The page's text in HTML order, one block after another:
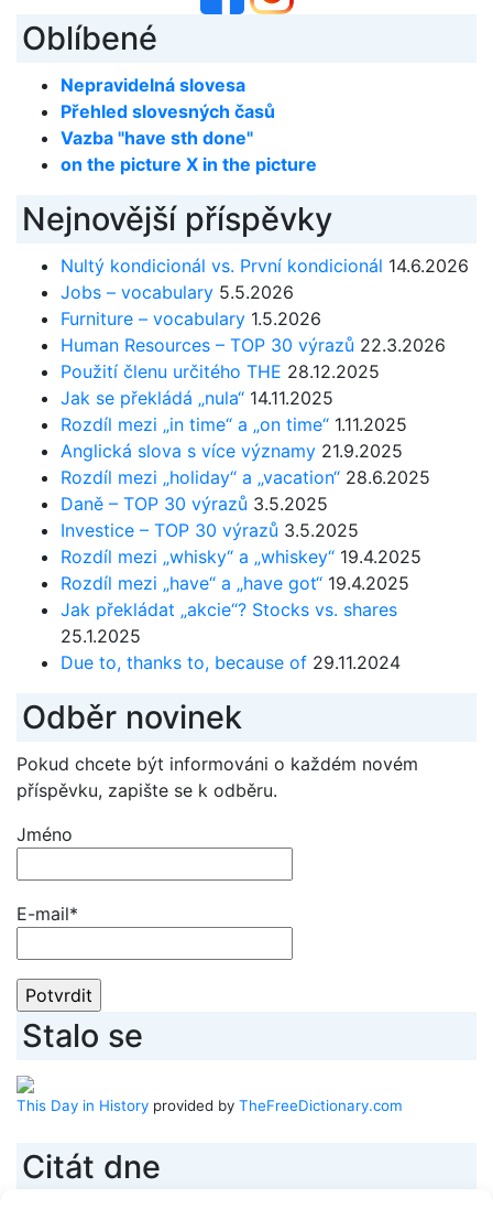
Oblíbené
Nepravidelná slovesa
Přehled slovesných časů
Vazba "have sth done"
on the picture X in the picture
Nejnovější příspěvky
Nultý kondicionál vs. První kondicionál 14.6.2026
Jobs – vocabulary 5.5.2026
Furniture – vocabulary 1.5.2026
Human Resources – TOP 30 výrazů 22.3.2026
Použití členu určitého THE 28.12.2025
Jak se překládá „nula“ 14.11.2025
Rozdíl mezi „in time“ a „on time“ 1.11.2025
Anglická slova s více významy 21.9.2025
Rozdíl mezi „holiday“ a „vacation“ 28.6.2025
Daně – TOP 30 výrazů 3.5.2025
Investice – TOP 30 výrazů 3.5.2025
Rozdíl mezi „whisky“ a „whiskey“ 19.4.2025
Rozdíl mezi „have“ a „have got“ 19.4.2025
Jak překládat „akcie“? Stocks vs. shares
25.1.2025
Due to, thanks to, because of 29.11.2024
Odběr novinek
Pokud chcete být informováni o každém novém
příspěvku, zapište se k odběru.
Jméno
E-mail*
Stalo se
This Day in History provided by TheFreeDictionary.com
Citát dne